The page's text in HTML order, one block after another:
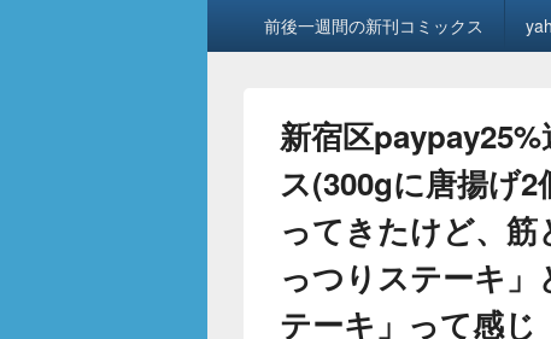
前後一週間の新刊コミックス
新宿区
ス(300gに唐揚げ
ってきたけど、
っつりステーキ
テーキ」って感じ